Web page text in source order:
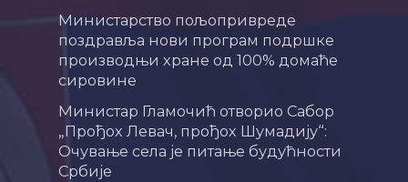
Министарство пољопривреде
поздравља нови програм подршке
производњи хране од 100% домаће
сировине
Министар Гламочић отворио Сабор
„Прођох Левач, прођох Шумадију“:
Очување села је питање будућности
Србије